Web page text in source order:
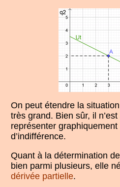
On peut étendre la
très grand. Bien sûr, il
représenter
d’indifférence.
Quant à la détermination
bien parmi plusieurs, elle
dérivée partielle.